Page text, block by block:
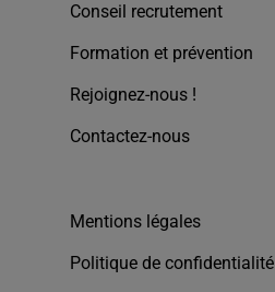
Conseil recrutement
Formation et prévention
Rejoignez-nous !
Contactez-nous
Mentions légales
Politique de confidentialité